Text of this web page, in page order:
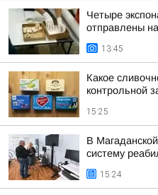
Четыре
отправлены
13:45
Какое
контрольной
15:25
В
систему
15:24